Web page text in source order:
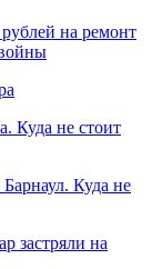
на ремонт
Куда не стоит
Куда не
застряли на